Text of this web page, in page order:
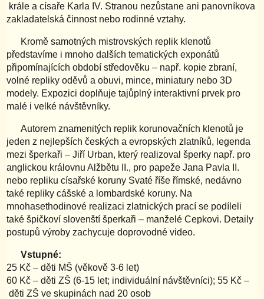
krále a císaře Karla IV. Stranou nezůstane ani panovníkova
zakladatelská činnost nebo rodinné vztahy.
Kromě samotných mistrovských replik klenotů
představíme i mnoho dalších tematických exponátů
připomínajících období středověku – např. kopie zbraní,
volné repliky oděvů a obuvi, mince, miniatury nebo 3D
modely. Expozici doplňuje tajůplný interaktivní prvek pro
malé i velké návštěvníky.
Autorem znamenitých replik korunovačních klenotů je
jeden z nejlepších českých a evropských zlatníků, legenda
mezi šperkaři – Jiří Urban, který realizoval šperky např. pro
anglickou královnu Alžbětu II., pro papeže Jana Pavla II.
nebo repliku císařské koruny Svaté říše římské, nedávno
také repliky cášské a lombardské koruny. Na
mnohasethodinové realizaci zlatnických prací se podíleli
také špičkoví slovenští šperkaři – manželé Cepkovi. Detaily
postupů výroby zachycuje doprovodné video.
Vstupné:
25 Kč – děti MŠ (věkově 3-6 let)
60 Kč – děti ZŠ (6-15 let; individuální návštěvníci); 55 Kč –
děti ZŠ ve skupinách nad 20 osob